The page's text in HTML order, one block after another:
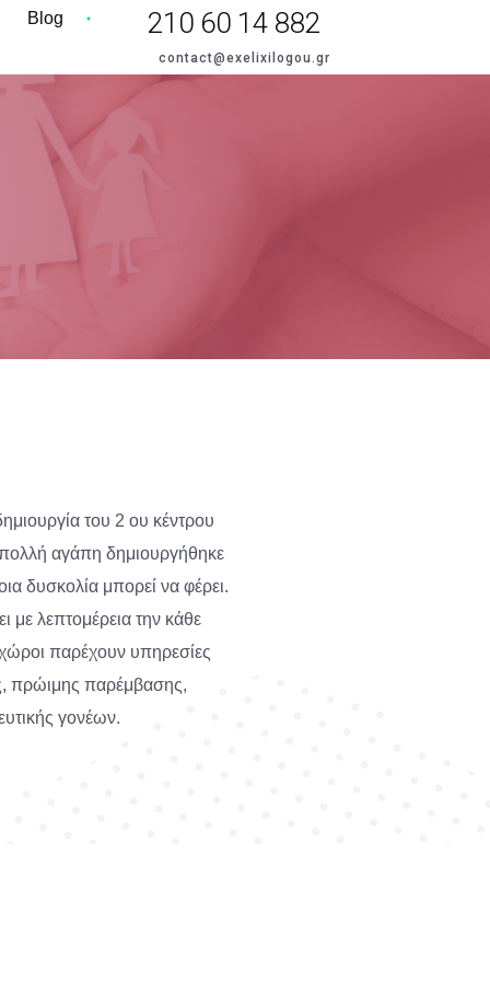
Blog 210 60 14 882
contact@exelixilogou.gr
του 2 ου κέντρου
αγάπη δημιουργήθηκε
δυσκολία μπορεί να φέρει.
με λεπτομέρεια την κάθε
χώροι παρέχουν υπηρεσίες
πρώιμης παρέμβασης,
γονέων.